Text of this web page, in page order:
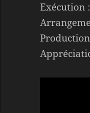
Exécution